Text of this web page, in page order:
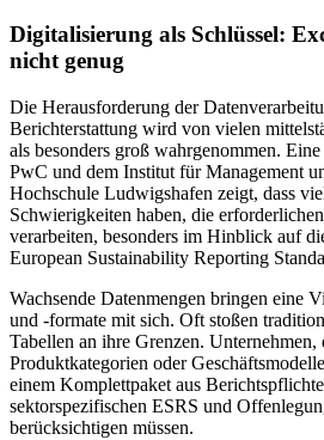
Digitalisierung als Schlüssel:
nicht genug
Die Herausforderung der
Berichterstattung wird von vielen
als besonders groß wahrgenommen.
PwC und dem Institut für Management
Hochschule Ludwigshafen zeigt, dass
Schwierigkeiten haben, die
verarbeiten, besonders im Hinblick auf
European Sustainability Reporting
Wachsende Datenmengen bringen eine
und -formate mit sich. Oft stoßen
Tabellen an ihre Grenzen. Unternehmen,
Produktkategorien oder
einem Komplettpaket aus
sektorspezifischen ESRS und
berücksichtigen müssen.